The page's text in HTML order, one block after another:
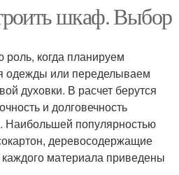
шкаф. Выбор
когда планируем
одежды или переделываем
духовки. В расчет берутся
и долговечность
Наибольшей популярностью
деревосодержащие
материала приведены